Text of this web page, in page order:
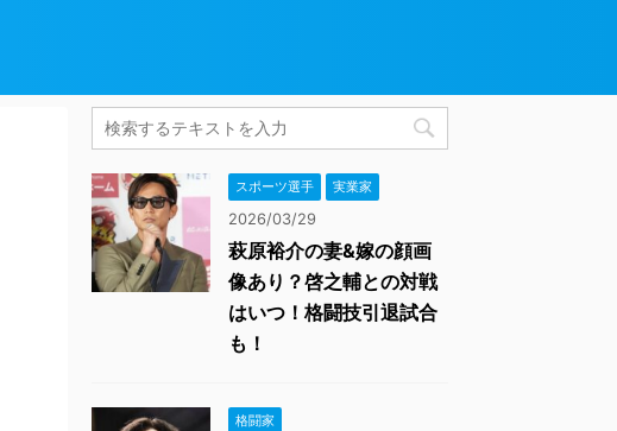
スポーツ選手 実業家
2026/03/29
萩原裕介の妻&嫁の顔画
像あり？啓之輔との対戦
はいつ！格闘技引退試合
も！
格闘家